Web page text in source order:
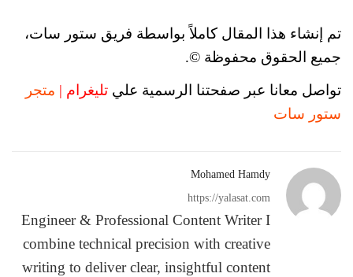
تم إنشاء هذا المقال كاملاً بواسطة فريق ستور سات،
جميع الحقوق محفوظة ©.
تواصل معانا عبر صفحتنا الرسمية علي تليغرام | متجر
ستور سات
Mohamed Hamdy
https://yalasat.com
Engineer & Professional Content Writer I
combine technical precision with creative
writing to deliver clear, insightful content